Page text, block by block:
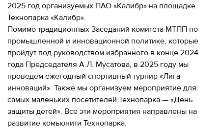
НОВОСТИ
МЕРОПРИЯТИЯ
О КАЛИБРЕ
ИНФОРМАЦИЯ ДЛЯ
РЕЗИДЕНТОВ
Москва, СВАО, ул. Годовикова, 9
О
КАЛИБРЕ
МЕРОПРИЯТИЯ
ИНФОРМАЦИЯ
ДЛЯ
РЕЗИДЕНТОВ
ЛИЧНЫЙ
2025 год организуемых ПАО «Калибр» на площадке
Технопарка «Калибр».
Помимо традиционных Заседаний комитета МТПП по
промышленной и инновационной политике, которые
пройдут под руководством избранного в конце 2024
года Председателя А.Л. Мусатова, в 2025 году мы
проведём ежегодный спортивный турнир «Лига
инноваций». Также мы организуем мероприятие для
самых маленьких посетителей Технопарка — «День
защиты детей». Все эти мероприятия направлены на
развитие комьюнити Технопарка.